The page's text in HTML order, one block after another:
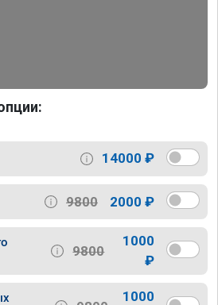
14000 ₽
9800 2000 ₽
9800
1000
₽
1000